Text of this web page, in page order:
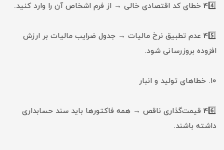
44️⃣ خطای کد اقتصادی خالی → از فرم اشخاص آن را وارد کنید.
45️⃣ عدم تطبیق نرخ مالیات → جدول ضرایب مالیات بر ارزش
افزوده بروزرسانی شود.
۱۰. خطاهای تولید و انبار
46️⃣ قیمت‌گذاری ناقص → همه فاکتورها باید سند حسابداری
داشته باشند.